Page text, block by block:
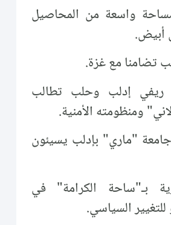
واسعة من المحاصيل
أبيض.
تضامنا مع غزة.
إدلب وحلب تطالب
ومنظومته الأمنية.
"ماري" بإدلب يسيئون
بـ"ساحة الكرامة" في
السياسي.